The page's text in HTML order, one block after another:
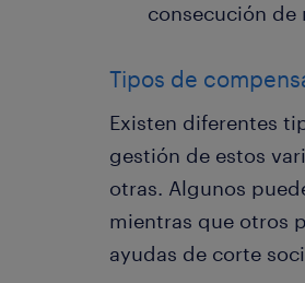
consecución de
Tipos de
Existen diferentes
gestión de estos
otras. Algunos
mientras que otros
ayudas de corte